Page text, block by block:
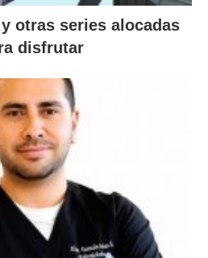
otras series alocadas
disfrutar